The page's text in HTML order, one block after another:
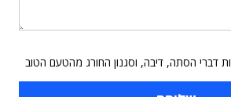
דברי הסתה, דיבה, וסגנון החורג מהטעם הטוב